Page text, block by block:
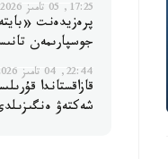
17:25, 05 تامىز 2026
پرەزيدەنت
جوسپارىمەن
22:44, 04 تامىز 2026
قازاقستاندا
شەكتەۋ